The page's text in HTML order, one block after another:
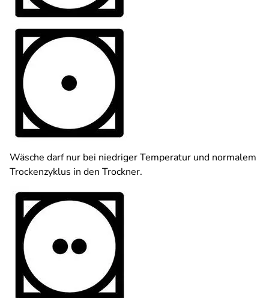
Wäsche darf nur bei niedriger Temperatur und normalem
Trockenzyklus in den Trockner.